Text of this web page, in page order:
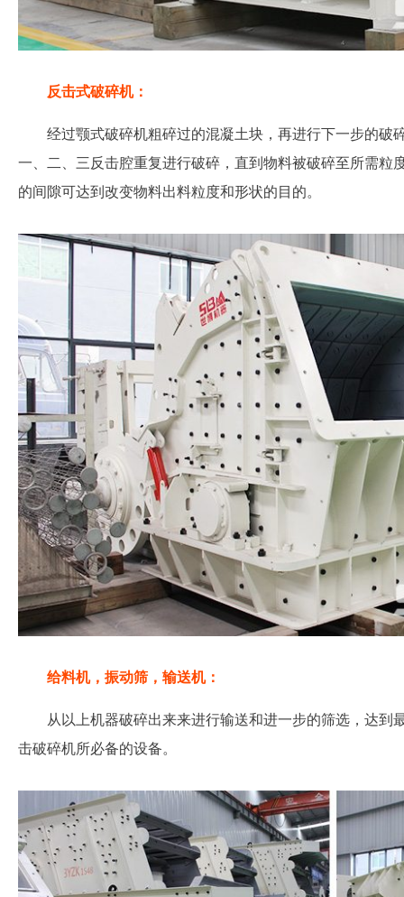
反击式破碎机：
经过颚式破碎机粗碎过的混凝土块，再进行下一步的破
一、二、三反击腔重复进行破碎，直到物料被破碎至所需粒
的间隙可达到改变物料出料粒度和形状的目的。
给料机，振动筛，输送机：
从以上机器破碎出来来进行输送和进一步的筛选，达到
击破碎机所必备的设备。